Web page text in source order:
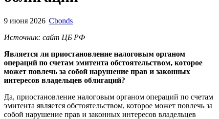
9 июня 2026 Cbonds
Источник: сайт ЦБ РФ
Является ли приостановление налоговым органом
операций по счетам эмитента обстоятельством, которое
может повлечь за собой нарушение прав и законных
интересов владельцев облигаций?
Да, приостановление налоговым органом операций по счетам
эмитента является обстоятельством, которое может повлечь за
собой нарушение прав и законных интересов владельцев